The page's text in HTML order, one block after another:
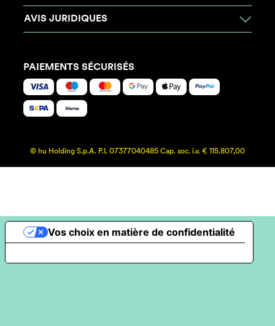
AVIS JURIDIQUES
PAIEMENTS SÉCURISÉS
© hu Holding S.p.A. P.I. 07377040485 Cap. soc. i.v. € 115.807,00
Vos choix en matière de confidentialité